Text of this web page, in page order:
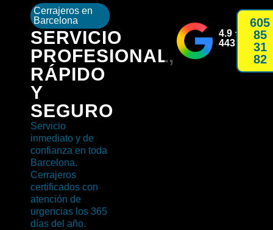
Cerrajeros en
Barcelona
SERVICIO
PROFESIONAL,
RÁPIDO
Y
SEGURO
Servicio
inmediato y de
confianza en toda
Barcelona.
Cerrajeros
certificados con
atención de
urgencias los 365
días del año.
4.9 ⭐⭐⭐⭐⭐
443
605
85
31
82